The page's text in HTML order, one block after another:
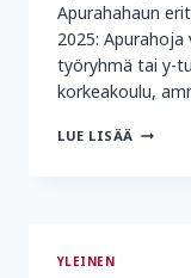
Apurahahaun
2025:
työryhmä tai y-
korkeakoulu,
LUE LISÄÄ
YLEINEN